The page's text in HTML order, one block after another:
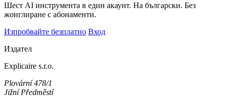
Шест AI инструмента в един акаунт. На български. Без
жонглиране с абонаменти.
Изпробвайте безплатно Вход
Издател
Explicaire s.r.o.
Plovární 478/1
Jižní Předměstí